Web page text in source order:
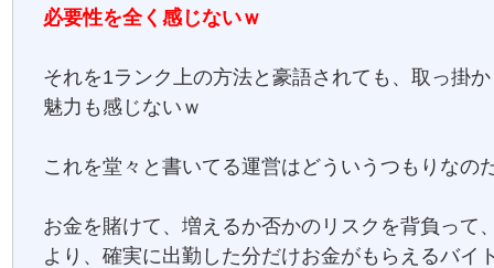
必要性を全く感じないｗ
それを1ランク上の方法と豪語されても、取っ掛
魅力も感じないｗ
これを堂々と書いてる運営はどういうつもりなの
お金を賭けて、増えるか否かのリスクを背負って
より、確実に出勤した分だけお金がもらえるバイ